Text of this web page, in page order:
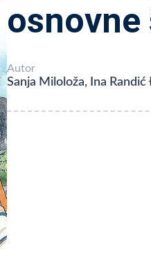
osnovne
Autor
Sanja Miloloža, Ina